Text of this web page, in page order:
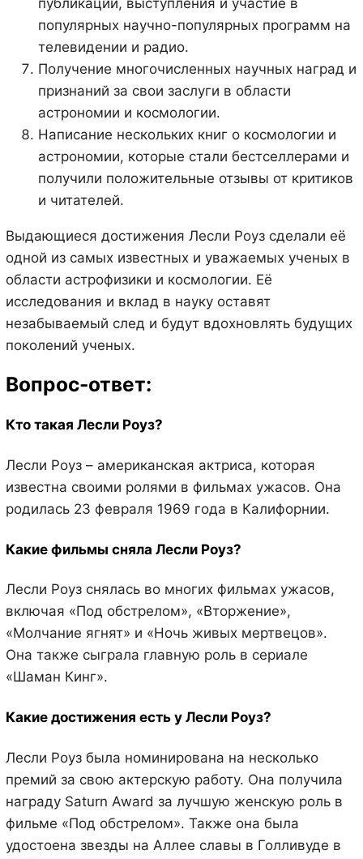
популярных научно-популярных программ на
телевидении и радио.
Получение многочисленных научных наград и
признаний за свои заслуги в области
астрономии и космологии.
Написание нескольких книг о космологии и
астрономии, которые стали бестселлерами и
получили положительные отзывы от критиков
и читателей.
Выдающиеся достижения Лесли Роуз сделали её
одной из самых известных и уважаемых ученых в
области астрофизики и космологии. Её
исследования и вклад в науку оставят
незабываемый след и будут вдохновлять будущих
поколений ученых.
Вопрос-ответ:
Кто такая Лесли Роуз?
Лесли Роуз – американская актриса, которая
известна своими ролями в фильмах ужасов. Она
родилась 23 февраля 1969 года в Калифорнии.
Какие фильмы сняла Лесли Роуз?
Лесли Роуз снялась во многих фильмах ужасов,
включая «Под обстрелом», «Вторжение»,
«Молчание ягнят» и «Ночь живых мертвецов».
Она также сыграла главную роль в сериале
«Шаман Кинг».
Какие достижения есть у Лесли Роуз?
Лесли Роуз была номинирована на несколько
премий за свою актерскую работу. Она получила
награду Saturn Award за лучшую женскую роль в
фильме «Под обстрелом». Также она была
удостоена звезды на Аллее славы в Голливуде в